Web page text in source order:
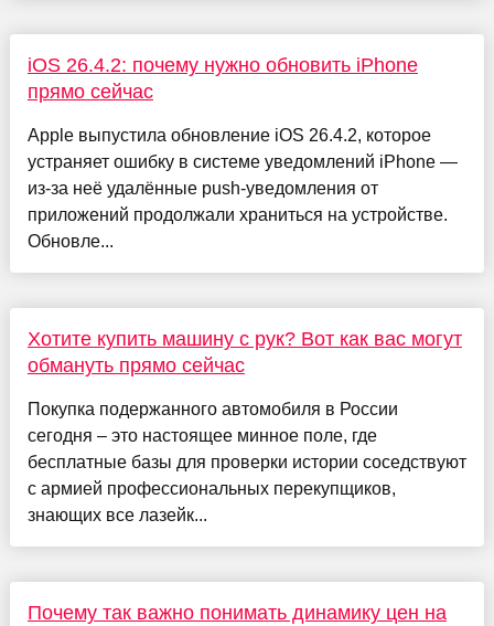
iOS 26.4.2: почему нужно обновить iPhone
прямо сейчас
Apple выпустила обновление iOS 26.4.2, которое
устраняет ошибку в системе уведомлений iPhone —
из-за неё удалённые push-уведомления от
приложений продолжали храниться на устройстве.
Обновле...
Хотите купить машину с рук? Вот как вас могут
обмануть прямо сейчас
Покупка подержанного автомобиля в России
сегодня – это настоящее минное поле, где
бесплатные базы для проверки истории соседствуют
с армией профессиональных перекупщиков,
знающих все лазейк...
Почему так важно понимать динамику цен на